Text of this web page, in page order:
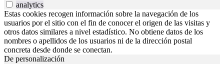
analytics
Estas cookies recogen información sobre la navegación de los
usuarios por el sitio con el fin de conocer el origen de las visitas y
otros datos similares a nivel estadístico. No obtiene datos de los
nombres o apellidos de los usuarios ni de la dirección postal
concreta desde donde se conectan.
De personalización